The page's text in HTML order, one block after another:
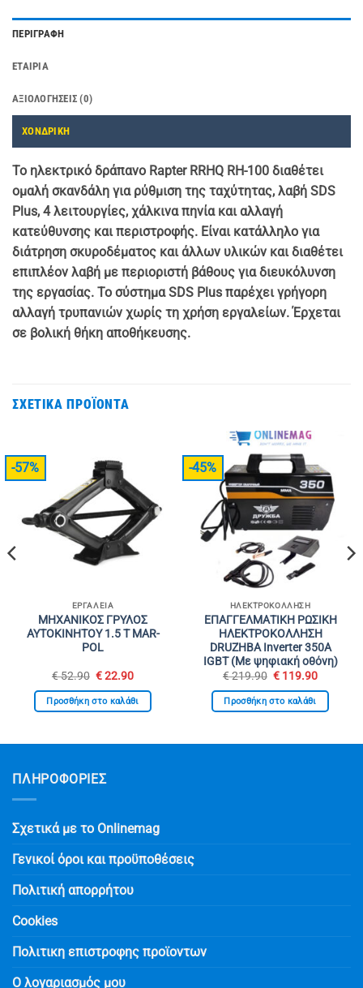
ΠΕΡΙΓΡΑΦΉ
ΕΤΑΙΡΊΑ
ΑΞΙΟΛΟΓΉΣΕΙΣ (0)
ΧΟΝΔΡΙΚΗ
Το ηλεκτρικό δράπανο Rapter RRHQ RH-100 διαθέτει
ομαλή σκανδάλη για ρύθμιση της ταχύτητας, λαβή SDS
Plus, 4 λειτουργίες, χάλκινα πηνία και αλλαγή
κατεύθυνσης και περιστροφής. Είναι κατάλληλο για
διάτρηση σκυροδέματος και άλλων υλικών και διαθέτει
επιπλέον λαβή με περιοριστή βάθους για διευκόλυνση
της εργασίας. Το σύστημα SDS Plus παρέχει γρήγορη
αλλαγή τρυπανιών χωρίς τη χρήση εργαλείων. Έρχεται
σε βολική θήκη αποθήκευσης.
ΣΧΕΤΙΚΆ ΠΡΟΪΌΝΤΑ
-57%
ΕΡΓΑΛΕΊΑ
ΜΗΧΑΝΙΚΟΣ ΓΡΥΛΟΣ
ΑΥΤΟΚΙΝΗΤΟΥ 1.5 T MAR-
POL
€52.90 Original
was:
€ 52.90.
€22.90Η
τιμή
είναι:
Προσθήκη στο καλάθι
-45%
ΗΛΕΚΤΡΟΚΌΛΛΗΣΗ
ΕΠΑΓΓΕΛΜΑΤΙΚΗ ΡΩΣΙΚΗ
ΗΛΕΚΤΡΟΚΟΛΛΗΣΗ
DRUZHBA Inverter 350Α
IGBT (Με ψηφιακή οθόνη)
€219.90 Original
was:
€ 219.90.
€ 119.90Η
τιμή
είναι:
Προσθήκη στο καλάθι
ΠΛΗΡΟΦΟΡΙΕΣ
Σχετικά με το Onlinemag
Γενικοί όροι και προϋποθέσεις
Πολιτική απορρήτου
Cookies
Πολιτικη επιστροφης προϊοντων
Ο λογαριασμός μου